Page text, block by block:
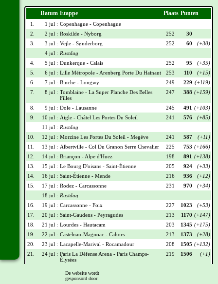
Datum Etappe Plaats Punten
1. 1 jul : Copenhague - Copenhague
2.
2 jul : Roskilde - Nyborg 252
30
3.
3 jul : Vejle - Sønderborg 252 60
(+30)
4 jul : Rustdag
4.
5 jul : Dunkerque - Calais 252 95
(+35)
5.
6 jul : Lille Métropole - Arenberg Porte Du Hainaut 253 110
(+15)
6.
7 jul : Binche - Longwy 249 229 (+119)
7.
8 jul : Tomblaine - La Super Planche Des Belles
Filles
247 388 (+159)
8. 9 jul : Dole - Lausanne 245 491 (+103)
9.
10 jul : Aigle - Châtel Les Portes Du Soleil 241 576
(+85)
11 jul : Rustdag
10.
12 jul : Morzine Les Portes Du Soleil - Megève 241 587
(+11)
11.
13 jul : Albertville - Col Du Granon Serre Chevalier 225 753 (+166)
12.
14 jul : Briançon - Alpe d'Huez 198 891 (+138)
13.
15 jul : Le Bourg D'oisans - Saint-Étienne 205 924
(+33)
14.
16 jul : Saint-Étienne - Mende 216 936
(+12)
15.
17 jul : Rodez - Carcassonne 231 970
(+34)
18 jul : Rustdag
16.
19 jul : Carcassonne - Foix 227 1023
(+53)
17.
20 jul : Saint-Gaudens - Peyragudes 213 1170 (+147)
18.
21 jul : Lourdes - Hautacam 203 1345 (+175)
19.
22 jul : Castelnau-Magnoac - Cahors 213 1373
(+28)
20.
23 jul : Lacapelle-Marival - Rocamadour 208 1505 (+132)
21.
24 jul : Paris La Défense Arena - Paris Champs-
Élysées
219 1506 (+1)
Wielrennerslijst
De website wordt
gesponsord door: